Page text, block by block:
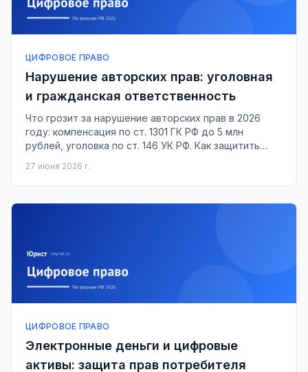
ЦИФРОВОЕ ПРАВО
Нарушение авторских прав: уголовная
и гражданская ответственность
Что грозит за нарушение авторских прав в 2026
году: компенсация по ст. 1301 ГК РФ до 5 млн
рублей, уголовка по ст. 146 УК РФ. Как защитить
27 июня 2026 г.
ЦИФРОВОЕ ПРАВО
Электронные деньги и цифровые
активы: защита прав потребителя